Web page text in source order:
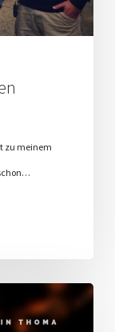
zu meinem